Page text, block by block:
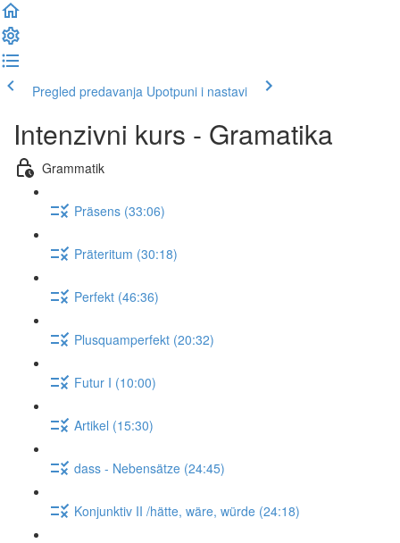
Pregled predavanja Upotpuni i nastavi
Intenzivni kurs - Gramatika
Grammatik
Präsens (33:06)
Präteritum (30:18)
Perfekt (46:36)
Plusquamperfekt (20:32)
Futur I (10:00)
Artikel (15:30)
dass - Nebensätze (24:45)
Konjunktiv II /hätte, wäre, würde (24:18)